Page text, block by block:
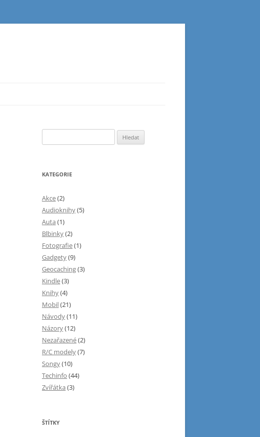
KATEGORIE
Akce(2)
Audioknihy(5)
Auta (1)
Blbinky(2)
Fotografie(1)
Gadgety(9)
Geocaching(3)
Kindle(3)
Knihy(4)
Mobil(21)
Návody(11)
Názory(12)
Nezařazené(2)
R/C modely(7)
Songy(10)
Techinfo (44)
Zvířátka (3)
ŠTÍTKY